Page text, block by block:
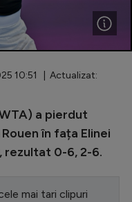
10:51 | Actualizat:
a pierdut
în fața Elinei
rezultat 0-6, 2-6.
mai tari clipuri